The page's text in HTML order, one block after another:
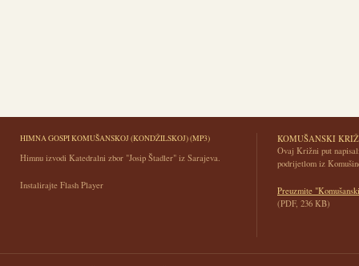
HIMNA GOSPI KOMUŠANSKOJ (KONDŽILSKOJ) (MP3)
Himnu izvodi Katedralni zbor "Josip Štadler" iz Sarajeva.
Instalirajte Flash Player
KOMUŠANSKI
Ovaj Križni put
podrijetlom iz
Preuzmite
(PDF, 236 KB)